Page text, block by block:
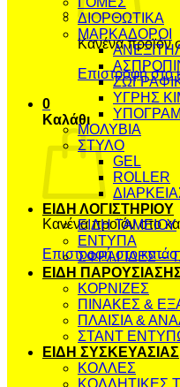
Κανένα προϊόν
Επιστροφή στο
0
Καλάθι
Κανένα προϊόν στο
Επιστροφή στο
ΔΙΟΡΘΩΤΙΚΑ
ΜΑΡΚΑΔΟΡΟΙ
ΥΓΡΗΣ
ΜΟΛΥΒΙΑ
ΣΤΥΛΟ
GEL
ROLLER
ΕΙΔΗ ΛΟΓΙΣΤΗΡΙΟΥ
ΕΙΔΗ ΤΑΜΕΙΟΥ
ΕΝΤΥΠΑ
ΣΦΡΑΓΙΔΕΣ –
ΕΙΔΗ
ΚΟΡΝΙΖΕΣ
ΠΙΝΑΚΕΣ &
ΠΛΑΙΣΙΑ &
ΣΤΑΝΤ
ΕΙΔΗ ΣΥΣΚΕΥΑΣΙΑΣ
ΚΟΛΛΕΣ
ΚΟΛΛΗΤΙΚΕΣ